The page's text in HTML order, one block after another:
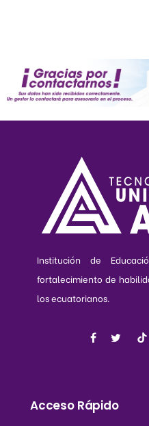
Institución de
fortalecimiento de
los ecuatorianos.
Acceso Rápido